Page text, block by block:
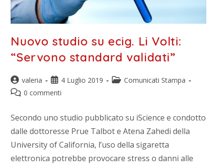
Nuovo studio su ecig. Li Volti:
“Servono standard validati”
valeria 4 Luglio 2019
Comunicati Stampa
0 commenti
Secondo uno studio pubblicato su iScience e condotto
dalle dottoresse Prue Talbot e Atena Zahedi della
University of California, l’uso della sigaretta
elettronica potrebbe provocare stress o danni alle